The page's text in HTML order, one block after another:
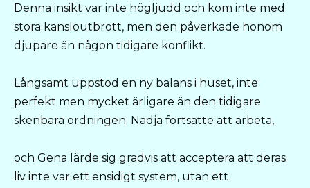
Denna insikt var inte högljudd och kom inte med
stora känsloutbrott, men den påverkade honom
djupare än någon tidigare konflikt.
Långsamt uppstod en ny balans i huset, inte
perfekt men mycket ärligare än den tidigare
skenbara ordningen. Nadja fortsatte att arbeta,
och Gena lärde sig gradvis att acceptera att deras
liv inte var ett ensidigt system, utan ett